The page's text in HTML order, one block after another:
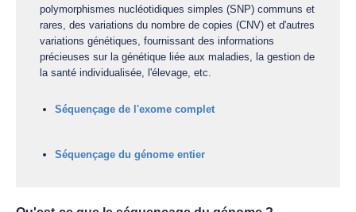
polymorphismes nucléotidiques simples (SNP) communs et
rares, des variations du nombre de copies (CNV) et d'autres
variations génétiques, fournissant des informations
précieuses sur la génétique liée aux maladies, la gestion de
la santé individualisée, l'élevage, etc.
Séquençage de l'exome complet
Séquençage du génome entier